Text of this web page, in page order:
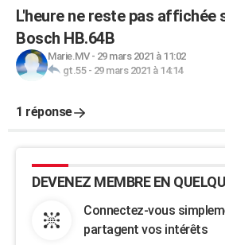
L'heure ne reste pas affichée
Bosch HB.64B
Marie.MV- 29 mars 2021 à 11:02
gt.55- 29 mars 2021 à 14:14
1 réponse
DEVENEZ MEMBRE EN
Connectez-vous
partagent vos intérêts